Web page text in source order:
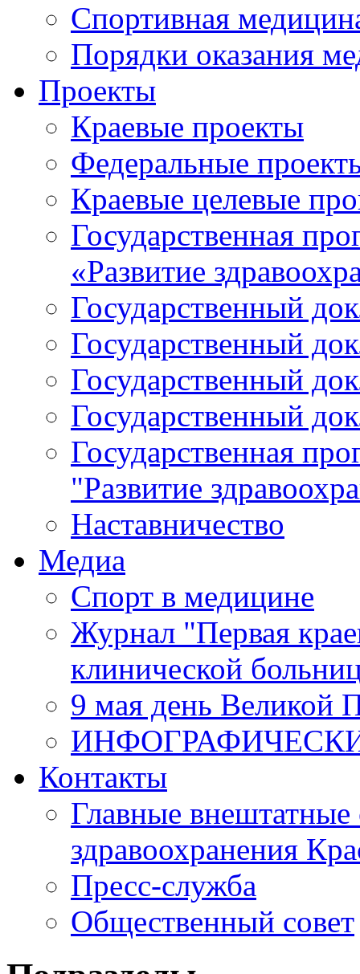
Спортивная
Порядки оказания
Проекты
Краевые проекты
Федеральные
Краевые целевые
Государственная
«Развитие
Государственный
Государственный
Государственный
Государственный
Государственная
"Развитие
Наставничество
Медиа
Спорт в медицине
Журнал "Первая
клинической
9 мая день Великой
Контакты
Главные внештатные
здравоохранения
Пресс-служба
Общественный совет